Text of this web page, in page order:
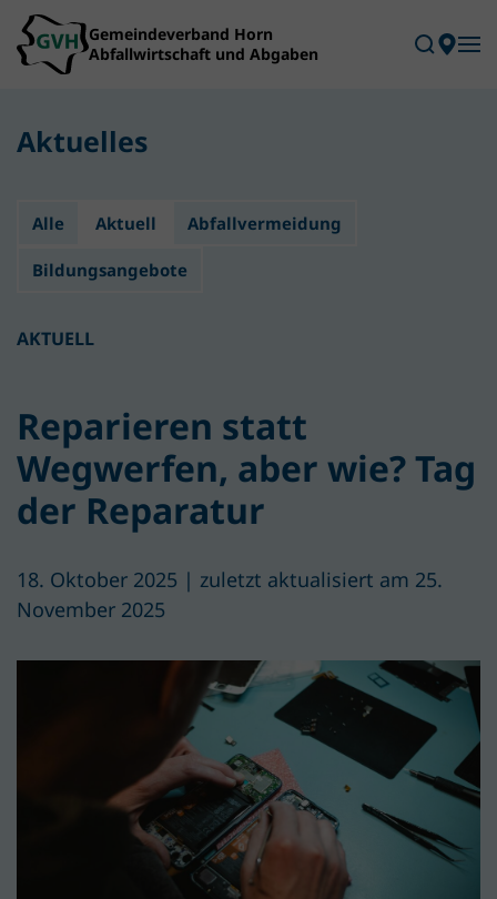
Skip to main content
Aktuelles
Alle Aktuell Abfallvermeidung
Bildungsangebote
AKTUELL
Reparieren statt
Wegwerfen, aber wie? Tag
der Reparatur
18. Oktober 2025 | zuletzt aktualisiert am 25.
November 2025